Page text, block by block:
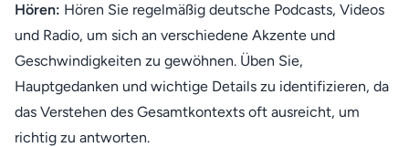
Hören: Hören Sie regelmäßig deutsche Podcasts, Videos
und Radio, um sich an verschiedene Akzente und
Geschwindigkeiten zu gewöhnen. Üben Sie,
Hauptgedanken und wichtige Details zu identifizieren, da
das Verstehen des Gesamtkontexts oft ausreicht, um
richtig zu antworten.